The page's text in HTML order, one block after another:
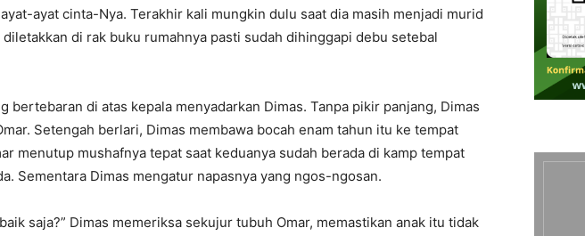
ayat cinta-Nya. Terakhir kali mungkin dulu saat dia masih menjadi murid
diletakkan di rak buku rumahnya pasti sudah dihinggapi debu setebal
bertebaran di atas kepala menyadarkan Dimas. Tanpa pikir panjang, Dimas
Setengah berlari, Dimas membawa bocah enam tahun itu ke tempat
menutup mushafnya tepat saat keduanya sudah berada di kamp tempat
Sementara Dimas mengatur napasnya yang ngos-ngosan.
saja?” Dimas memeriksa sekujur tubuh Omar, memastikan anak itu tidak